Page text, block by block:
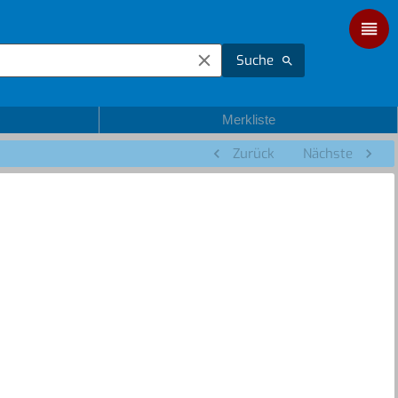
Suche
Merkliste
Zurück Nächste